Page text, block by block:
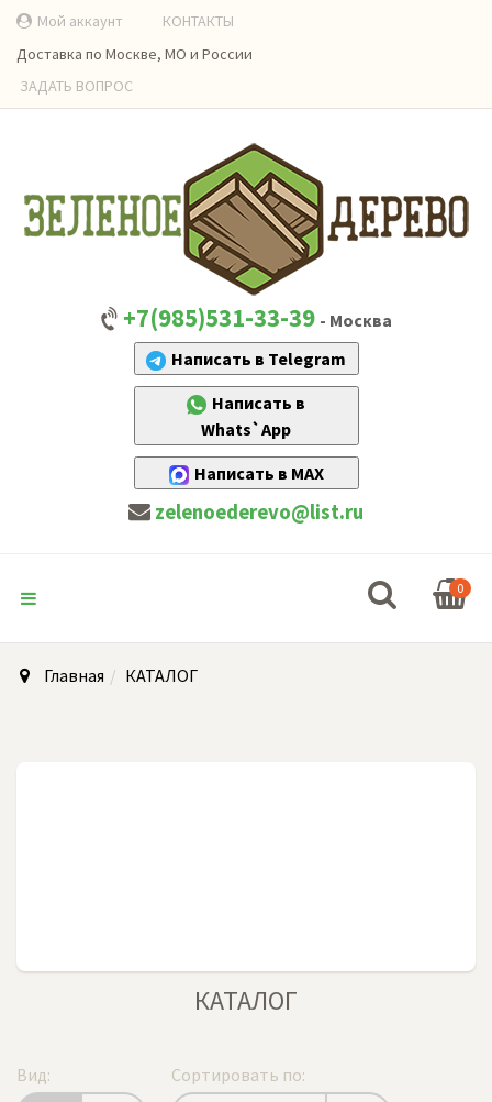
Мой аккаунт
КОНТАКТЫ
Доставка по Москве, МО и России
ЗАДАТЬ ВОПРОС
+7(985)531-33-39 - Москва
Написать в Telegram
Написать в
Whats`App
Написать в MAX
zelenoederevo@list.ru
0
Главная КАТАЛОГ
КАТАЛОГ
Вид:
Сортировать по: